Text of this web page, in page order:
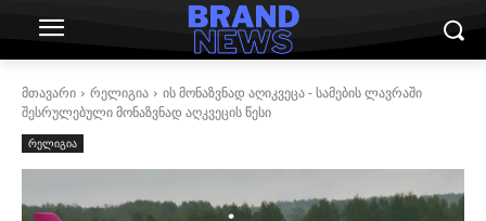
მთავარი რელიგია
ის მონაზვნად აღიკვეცა - სამების ლავრაში
შესრულებული მონაზვნად აღკვეცის წესი
რელიგია